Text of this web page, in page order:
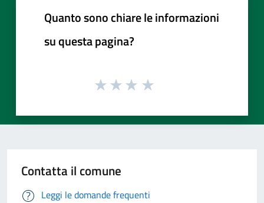
Quanto sono chiare le informazioni
su questa pagina?
Contatta il comune
Leggi le domande frequenti